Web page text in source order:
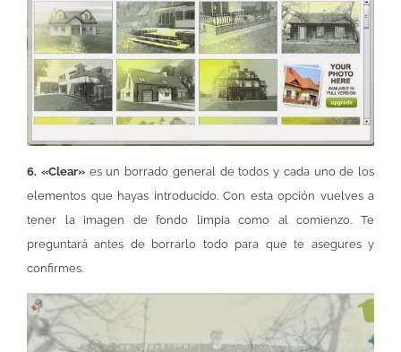
6. «Clear»es un borrado general de todos y cada uno de los
elementos que hayas introducido. Con esta opción vuelves a
tener la imagen de fondo limpia como al comienzo. Te
preguntará antes de borrarlo todo para que te asegures y
confirmes.